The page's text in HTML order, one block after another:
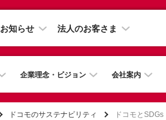
お知らせ 法人のお客さま
企業理念・ビジョン 会社案内
ドコモのサステナビリティ ドコモとSDGs